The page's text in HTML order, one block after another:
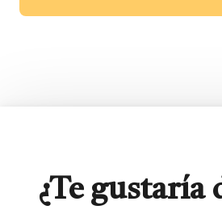
¿Te gustaría